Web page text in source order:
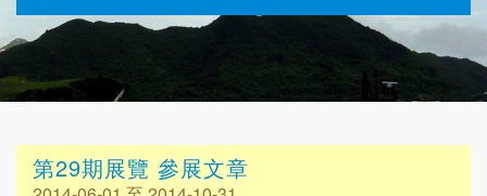
第29期展覽 參展文章